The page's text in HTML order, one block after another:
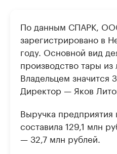
По данным СПАРК,
зарегистрировано в
году. Основной вид
производство тары из
Владельцем значится
Директор — Яков
Выручка предприятия
составила 129,1 млн
— 32,7 млн рублей.